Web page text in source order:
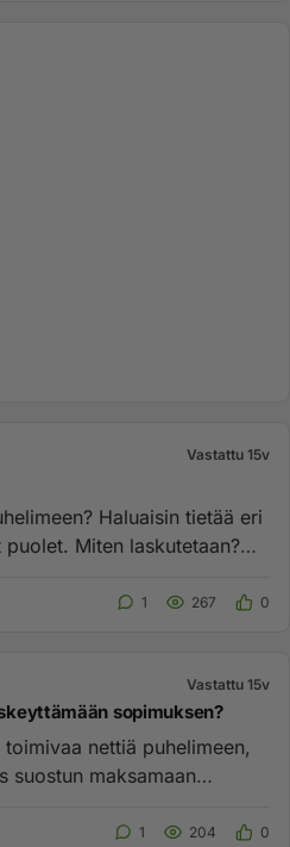
Vastattu 15v
Haluaisin tietää eri
Miten laskutetaan?
1 267 0
Vastattu 15v
sopimuksen?
nettiä puhelimeen,
suostun maksamaan
1 204 0